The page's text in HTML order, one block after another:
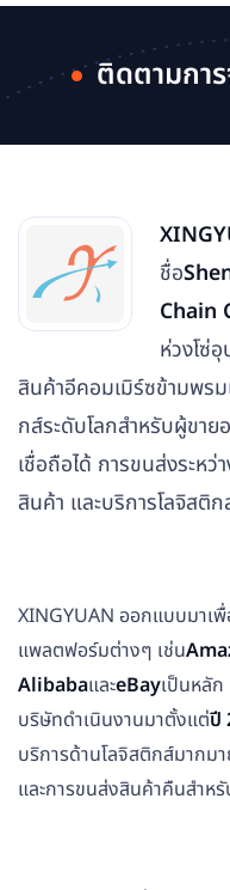
ติดตามกา
ชื่อ
Chain
ห่วงโซ่
สินค้าอีคอมเมิร์ซข้ามพร
กส์ระดับโลกสำหรับผู้ขา
เชื่อถือได้ การขนส่งระห
สินค้า และบริการโลจิสติ
XINGYUAN ออกแบบมาเ
แพลตฟอร์มต่างๆ เช่น
AlibabaและeBayเป็นหลัก
บริษัทดำเนินงานมาตั้งแต่ปี
บริการด้านโลจิสติกส์มาก
และการขนส่งสินค้าคืนสำห